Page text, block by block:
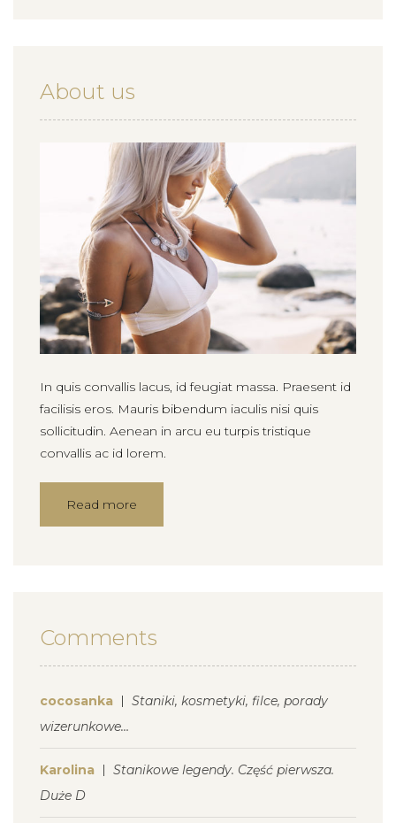
About us
In quis convallis lacus, id feugiat massa. Praesent id
facilisis eros. Mauris bibendum iaculis nisi quis
sollicitudin. Aenean in arcu eu turpis tristique
convallis ac id lorem.
Read more
Comments
cocosanka
Staniki, kosmetyki, filce, porady
wizerunkowe…
Karolina
Stanikowe legendy. Część pierwsza.
Duże D